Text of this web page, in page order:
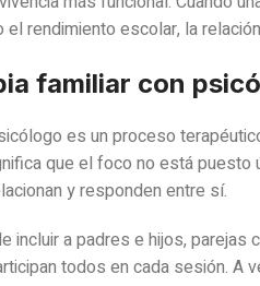
rendimiento escolar, la
familiar con
es un proceso
que el foco no está
y responden entre sí.
incluir a padres e hijos,
todos en cada sesión.